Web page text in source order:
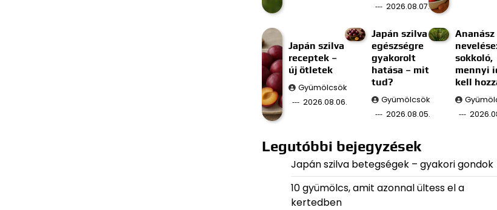
2026.08.07.
Japán szilva
receptek –
új ötletek
Gyümölcsök
2026.08.06.
Japán szilva
egészségre
gyakorolt
hatása – mit
tud?
Gyümölcsök
2026.08.05.
Ananász
sokkoló,
mennyi
kell
Legutóbbi bejegyzések
Japán szilva betegségek – gyakori gondok
10 gyümölcs, amit azonnal ültess el a
kertedben